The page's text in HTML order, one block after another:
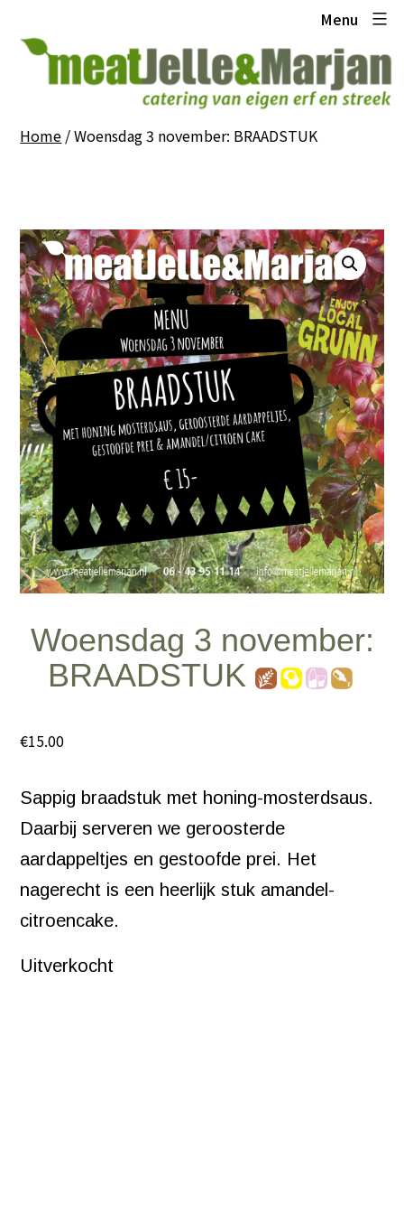
naarJelle
Menu
Home / Woensdag 3 november: BRAADSTUK
Woensdag 3 november:
BRAADSTUK
€15.00
Sappig braadstuk met honing-mosterdsaus.
Daarbij serveren we geroosterde
aardappeltjes en gestoofde prei. Het
nagerecht is een heerlijk stuk amandel-
citroencake.
Uitverkocht